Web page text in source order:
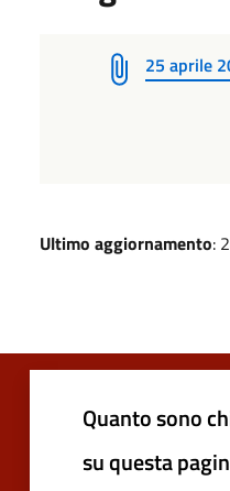
25 aprile
Ultimo aggiornamento:
Quanto sono
su questa